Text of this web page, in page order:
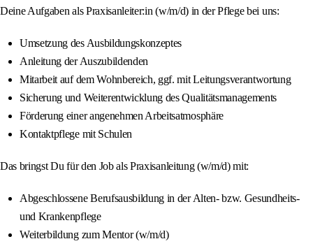
Deine Aufgaben als Praxisanleiter:in (w/m/d) in der Pflege bei uns:
Umsetzung des Ausbildungskonzeptes
Anleitung der Auszubildenden
Mitarbeit auf dem Wohnbereich, ggf. mit Leitungsverantwortung
Sicherung und Weiterentwicklung des Qualitätsmanagements
Förderung einer angenehmen Arbeitsatmosphäre
Kontaktpflege mit Schulen
Das bringst Du für den Job als Praxisanleitung (w/m/d) mit:
Abgeschlossene Berufsausbildung in der Alten- bzw. Gesundheits-
und Krankenpflege
Weiterbildung zum Mentor (w/m/d)